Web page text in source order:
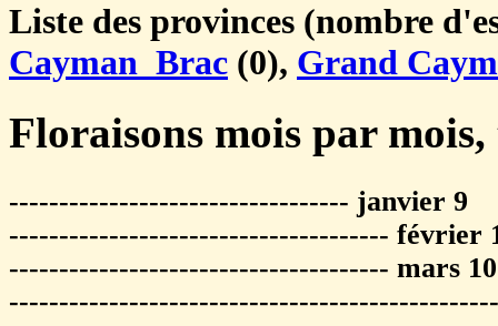
Liste des provinces (nombre
Cayman_Brac (0), Grand
Floraisons mois par mois,
---------------------------------- janvier 9
-------------------------------------- février
-------------------------------------- mars 10